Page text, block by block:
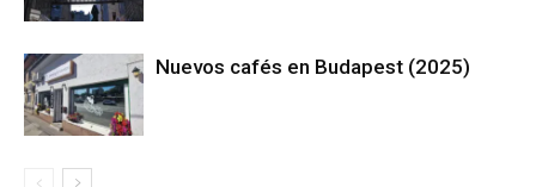
Nuevos cafés en Budapest (2025)